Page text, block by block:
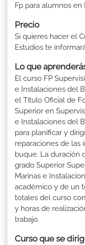
Fp para alumnos en
Precio
Si quieres hacer el
Estudios te
Lo que
El curso FP
e Instalaciones del
el Título Oficial de
Superior en
e Instalaciones del
para planificar y
reparaciones de las
buque. La duración
grado Superior
Marinas e
académico y de un
totales del curso
y horas de
trabajo.
Curso que se